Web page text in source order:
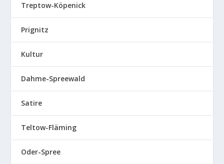
Treptow-Köpenick
Prignitz
Kultur
Dahme-Spreewald
Satire
Teltow-Fläming
Oder-Spree